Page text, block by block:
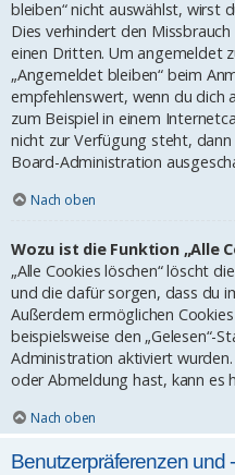
bleiben“ nicht auswählst, wirst
Dies verhindert den
einen Dritten. Um angemeldet
„Angemeldet bleiben“ beim
empfehlenswert, wenn du dich
zum Beispiel in einem
nicht zur Verfügung steht,
Board-Administration
Nach oben
Wozu ist die Funktion „Alle
„Alle Cookies löschen“ löscht
und die dafür sorgen, dass du
Außerdem ermöglichen
beispielsweise den „Gelesen“-
Administration aktiviert
oder Abmeldung hast, kann es
Nach oben
Benutzerpräferenzen und